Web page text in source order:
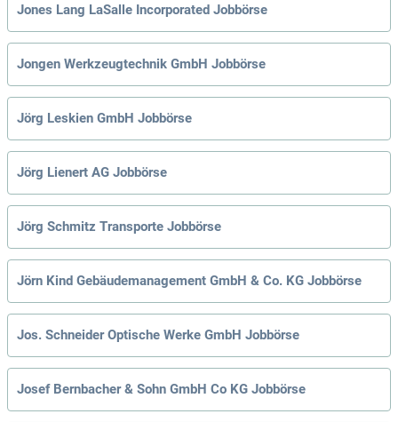
Jones Lang LaSalle Incorporated Jobbörse
Jongen Werkzeugtechnik GmbH Jobbörse
Jörg Leskien GmbH Jobbörse
Jörg Lienert AG Jobbörse
Jörg Schmitz Transporte Jobbörse
Jörn Kind Gebäudemanagement GmbH & Co. KG Jobbörse
Jos. Schneider Optische Werke GmbH Jobbörse
Josef Bernbacher & Sohn GmbH Co KG Jobbörse